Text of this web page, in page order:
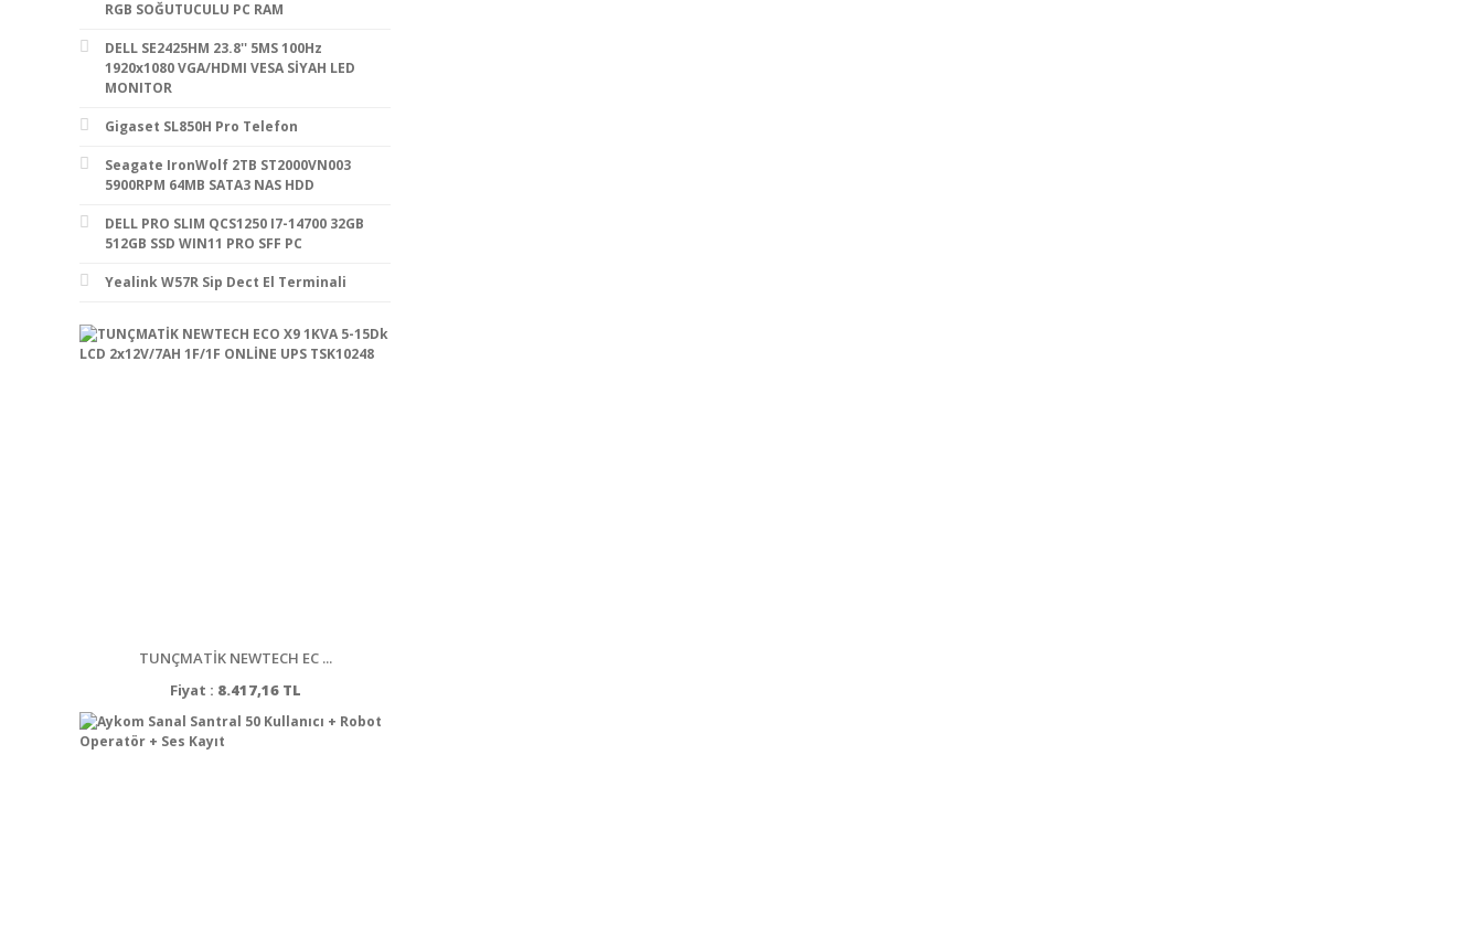
RGB SOĞUTUCULU PC RAM
DELL SE2425HM 23.8'' 5MS 100Hz
1920x1080 VGA/HDMI VESA SİYAH LED
MONITOR
Gigaset SL850H Pro Telefon
Seagate IronWolf 2TB ST2000VN003
5900RPM 64MB SATA3 NAS HDD
DELL PRO SLIM QCS1250 I7-14700 32GB
512GB SSD WIN11 PRO SFF PC
Yealink W57R Sip Dect El Terminali
TUNÇMATİK NEWTECH EC ...
Fiyat : 8.417,16 TL